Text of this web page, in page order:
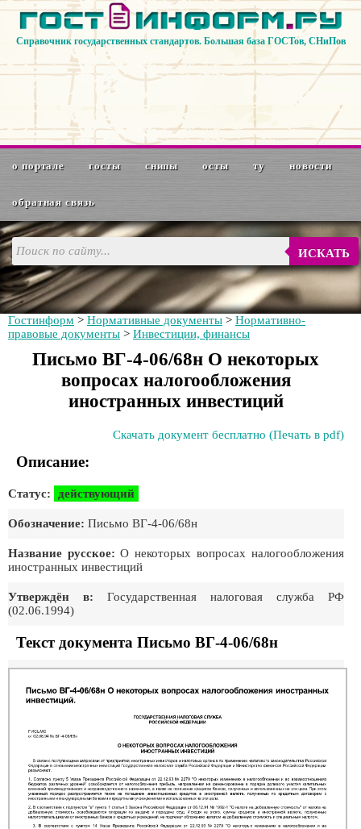
Справочник государственных стандартов. Большая база ГОСТов, СНиПов
о портале госты снипы осты ту новости
обратная связь
ИСКАТЬ
Гостинформ > Нормативные документы > Нормативно-
правовые документы > Инвестиции, финансы
Письмо ВГ-4-06/68н О некоторых
вопросах налогообложения
иностранных инвестиций
Скачать документ бесплатно (Печать в pdf)
Описание:
Статус: действующий
Обозначение: Письмо ВГ-4-06/68н
Название русское: О некоторых вопросах налогообложения
иностранных инвестиций
Утверждён в: Госудаpственная налоговая служба РФ
(02.06.1994)
Текст документа Письмо ВГ-4-06/68н